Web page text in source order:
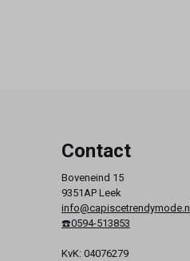
Contact
Boveneind 15
9351AP Leek
info@capiscetrendymode.nl
☎️0594-513853
KvK: 04076279